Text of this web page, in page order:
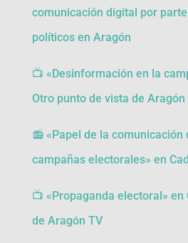
comunicación digital por
políticos en Aragón
📺 «Desinformación en la
Otro punto de vista de Aragón
📻 «Papel de la comunicación
campañas electorales» en
📺 «Propaganda electoral»
de Aragón TV